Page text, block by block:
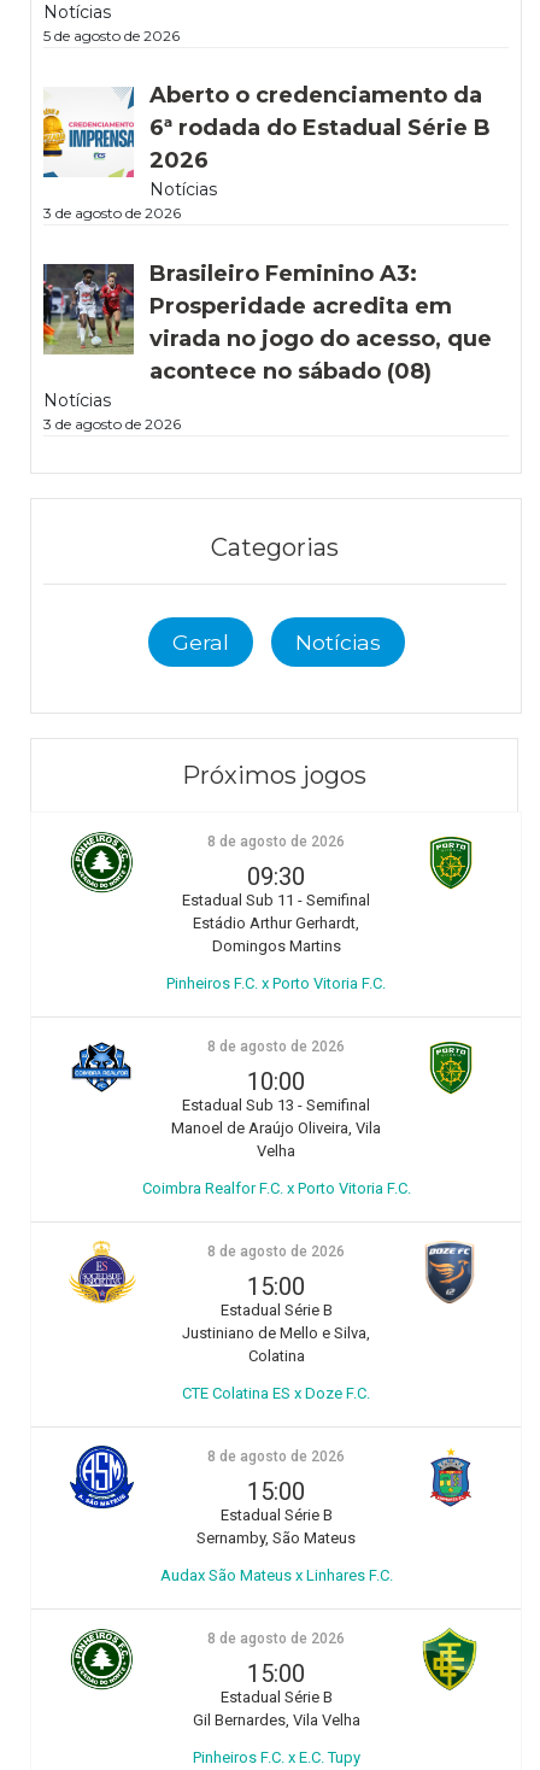
Notícias
5 de agosto de 2026
Aberto o credenciamento da
6ª rodada do Estadual Série B
2026
Notícias
3 de agosto de 2026
Brasileiro Feminino A3:
Prosperidade acredita em
virada no jogo do acesso, que
acontece no sábado (08)
Notícias
3 de agosto de 2026
Categorias
Geral Notícias
Próximos jogos
8 de agosto de 2026
09:30
Estadual Sub 11 - Semifinal
Estádio Arthur Gerhardt,
Domingos Martins
Pinheiros F.C. x Porto Vitoria F.C.
8 de agosto de 2026
10:00
Estadual Sub 13 - Semifinal
Manoel de Araújo Oliveira, Vila
Velha
Coimbra Realfor F.C. x Porto Vitoria F.C.
8 de agosto de 2026
15:00
Estadual Série B
Justiniano de Mello e Silva,
Colatina
CTE Colatina ES x Doze F.C.
8 de agosto de 2026
15:00
Estadual Série B
Sernamby, São Mateus
Audax São Mateus x Linhares F.C.
8 de agosto de 2026
15:00
Estadual Série B
Gil Bernardes, Vila Velha
Pinheiros F.C. x E.C. Tupy